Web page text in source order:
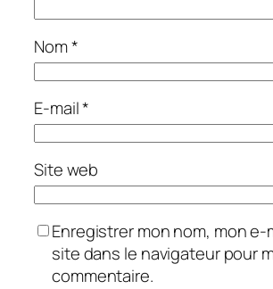
Nom*
E-mail*
Site web
Enregistrer mon nom, mon e-
site dans le navigateur pour
commentaire.